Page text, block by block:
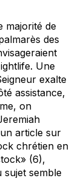
majorité de
des
. Une
exalte
assistance,
on
article sur
chrétien en
(6),
sujet semble